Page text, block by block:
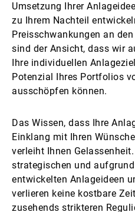
Umsetzung Ihrer
zu Ihrem Nachteil
Preisschwankungen an
sind der Ansicht, dass wir
Ihre individuellen
Potenzial Ihres Portfolios
ausschöpfen können.
Das Wissen, dass Ihre
Einklang mit Ihren
verleiht Ihnen
strategischen und
entwickelten Anlageideen
verlieren keine kostbare
zusehends strikteren